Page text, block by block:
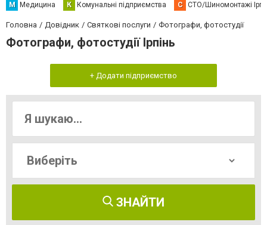
М Медицина К Комунальні підприємства С СТО/Шиномонтажі
Головна Довідник Святкові послуги Фотографи, фотостудії
Фотографи, фотостудії Ірпінь
+ Додати підприємство
ЗНАЙТИ